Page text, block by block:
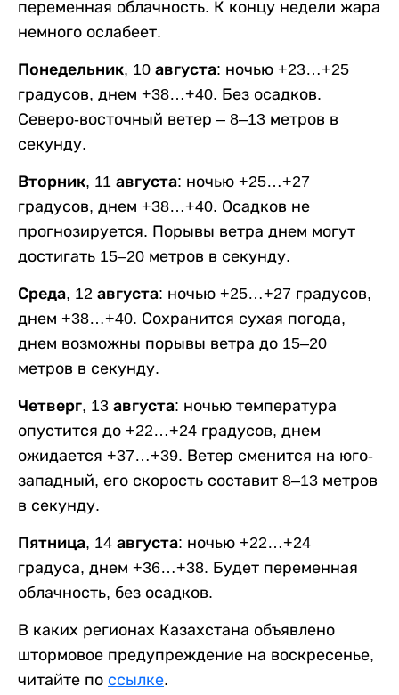
переменная облачность. К концу недели жара
немного ослабеет.
Понедельник, 10 августа: ночью +23…+25
градусов, днем +38…+40. Без осадков.
Северо-восточный ветер – 8–13 метров в
секунду.
Вторник, 11 августа: ночью +25…+27
градусов, днем +38…+40. Осадков не
прогнозируется. Порывы ветра днем могут
достигать 15–20 метров в секунду.
Среда, 12 августа: ночью +25…+27 градусов,
днем +38…+40. Сохранится сухая погода,
днем возможны порывы ветра до 15–20
метров в секунду.
Четверг, 13 августа: ночью температура
опустится до +22…+24 градусов, днем
ожидается +37…+39. Ветер сменится на юго-
западный, его скорость составит 8–13 метров
в секунду.
Пятница, 14 августа: ночью +22…+24
градуса, днем +36…+38. Будет переменная
облачность, без осадков.
В каких регионах Казахстана объявлено
штормовое предупреждение на воскресенье,
читайте по ссылке.